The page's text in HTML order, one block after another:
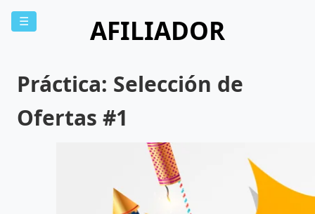
☰ AFILIADOR
Práctica: Selección de
Ofertas #1